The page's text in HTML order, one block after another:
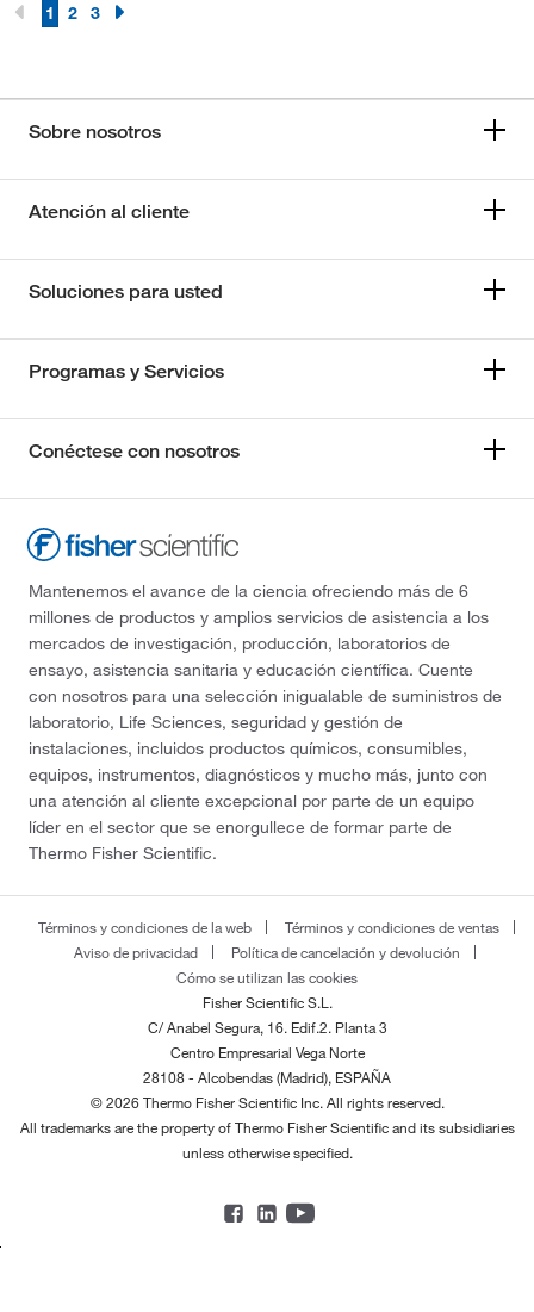
1 2 3
Sobre nosotros
Atención al cliente
Soluciones para usted
Programas y Servicios
Conéctese con nosotros
Mantenemos el avance de la ciencia ofreciendo más de 6
millones de productos y amplios servicios de asistencia a los
mercados de investigación, producción, laboratorios de
ensayo, asistencia sanitaria y educación científica. Cuente
con nosotros para una selección inigualable de suministros de
laboratorio, Life Sciences, seguridad y gestión de
instalaciones, incluidos productos químicos, consumibles,
equipos, instrumentos, diagnósticos y mucho más, junto con
una atención al cliente excepcional por parte de un equipo
líder en el sector que se enorgullece de formar parte de
Thermo Fisher Scientific.
Términos y condiciones de la web
Términos y condiciones de ventas
Aviso de privacidad
Política de cancelación y devolución
Cómo se utilizan las cookies
Fisher Scientific S.L.
C/ Anabel Segura, 16. Edif.2. Planta 3
Centro Empresarial Vega Norte
28108 - Alcobendas (Madrid), ESPAÑA
© 2026 Thermo Fisher Scientific Inc. All rights reserved.
All trademarks are the property of Thermo Fisher Scientific and its subsidiaries
unless otherwise specified.